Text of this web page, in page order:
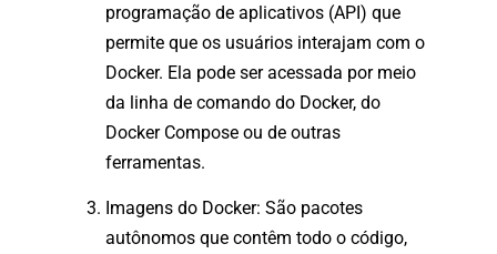
programação de aplicativos (API) que
permite que os usuários interajam com o
Docker. Ela pode ser acessada por meio
da linha de comando do Docker, do
Docker Compose ou de outras
ferramentas.
Imagens do Docker: São pacotes
autônomos que contêm todo o código,